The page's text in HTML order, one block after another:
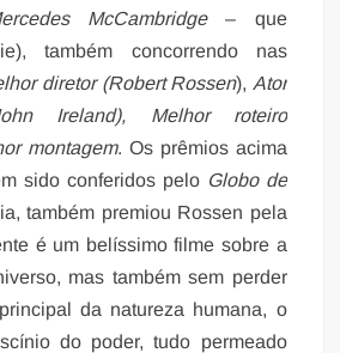
McCambridge– que
também concorrendo nas
diretor (Robert Rossen), Ator
Ireland), Melhor roteiro
montagem. Os prêmios acima
sido conferidos pelo Globo de
também premiou Rossen pela
é um belíssimo filme sobre a
mas também sem perder
da natureza humana, o
do poder, tudo permeado